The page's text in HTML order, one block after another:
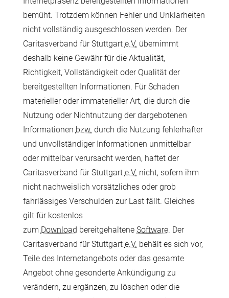
bemüht. Trotzdem können Fehler und Unklarheiten
nicht vollständig ausgeschlossen werden. Der
Caritasverband für Stuttgart e.V. übernimmt
deshalb keine Gewähr für die Aktualität,
Richtigkeit, Vollständigkeit oder Qualität der
bereitgestellten Informationen. Für Schäden
materieller oder immaterieller Art, die durch die
Nutzung oder Nichtnutzung der dargebotenen
Informationen bzw. durch die Nutzung fehlerhafter
und unvollständiger Informationen unmittelbar
oder mittelbar verursacht werden, haftet der
Caritasverband für Stuttgart e.V. nicht, sofern ihm
nicht nachweislich vorsätzliches oder grob
fahrlässiges Verschulden zur Last fällt. Gleiches
gilt für kostenlos
zum Download bereitgehaltene Software. Der
Caritasverband für Stuttgart e.V. behält es sich vor,
Teile des Internetangebots oder das gesamte
Angebot ohne gesonderte Ankündigung zu
verändern, zu ergänzen, zu löschen oder die